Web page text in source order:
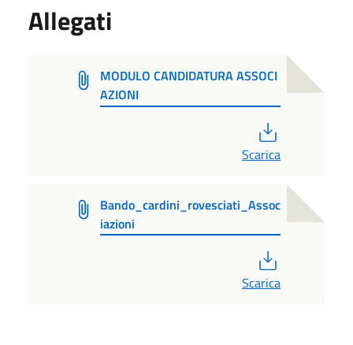
Allegati
MODULO CANDIDATURA ASSOCI
AZIONI
Scarica
Bando_cardini_rovesciati_Assoc
iazioni
Scarica